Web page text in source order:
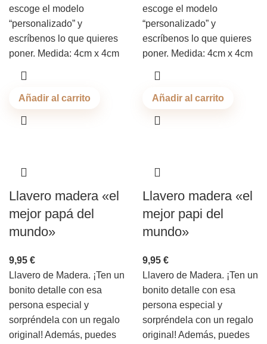
escoge el modelo
“personalizado” y
escríbenos lo que quieres
poner. Medida: 4cm x 4cm
Añadir al carrito
escoge el modelo
“personalizado” y
escríbenos lo que quieres
poner. Medida: 4cm x 4cm
Añadir al carrito
Llavero madera «el
mejor papá del
mundo»
9,95 €
Llavero de Madera. ¡Ten un
bonito detalle con esa
persona especial y
sorpréndela con un regalo
original! Además, puedes
Llavero madera «el
mejor papi del
mundo»
9,95 €
Llavero de Madera. ¡Ten un
bonito detalle con esa
persona especial y
sorpréndela con un regalo
original! Además, puedes